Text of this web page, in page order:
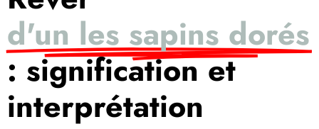
d'un les sapins dorés
: signification et
interprétation